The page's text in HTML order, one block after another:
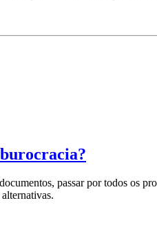
passar por todos os